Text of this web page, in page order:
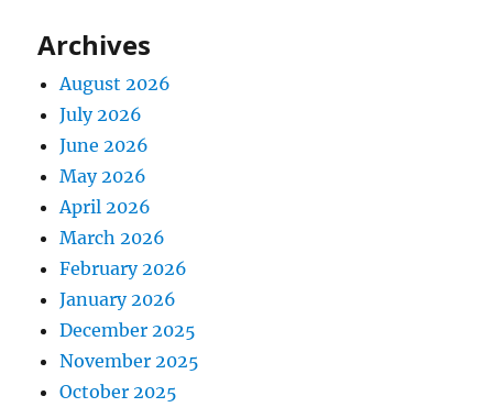
Archives
August 2026
July 2026
June 2026
May 2026
April 2026
March 2026
February 2026
January 2026
December 2025
November 2025
October 2025